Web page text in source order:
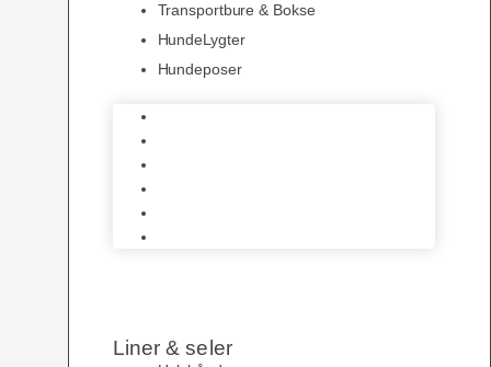
Transportbure & Bokse
HundeLygter
Hundeposer
Liner & seler